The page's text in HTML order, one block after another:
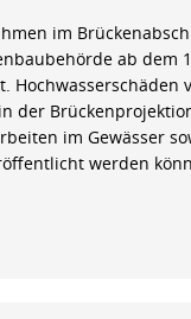
im
ab dem
Hochwasserschäden
der
im Gewässer
werden